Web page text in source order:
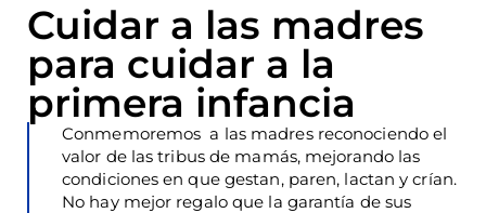
Cuidar a las madres
para cuidar a la
primera infancia
Conmemoremos a las madres reconociendo el
valor de las tribus de mamás, mejorando las
condiciones en que gestan, paren, lactan y crían.
No hay mejor regalo que la garantía de sus